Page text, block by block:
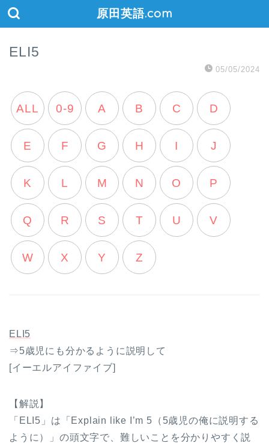
原田英語.com
ELI5
05/05/2024
ALL 0-9 A B C D
E F G H I J
K L M N O P
Q R S T U V
W X Y Z
ELI5
⇒5歳児にも分かるように説明して
[イーエルアイファイブ]
【解説】
「ELI5」は「Explain like I’m 5（5歳児の俺に説明する
ように）」の頭文字で、難しいことを分かりやすく説